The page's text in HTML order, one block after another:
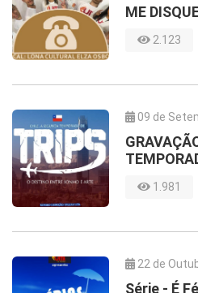
ME
2.123
09 de
1.981
22 de
Série - É